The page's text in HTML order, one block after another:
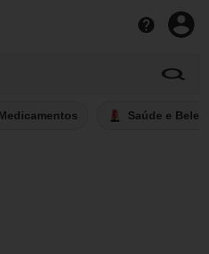
Saúde e